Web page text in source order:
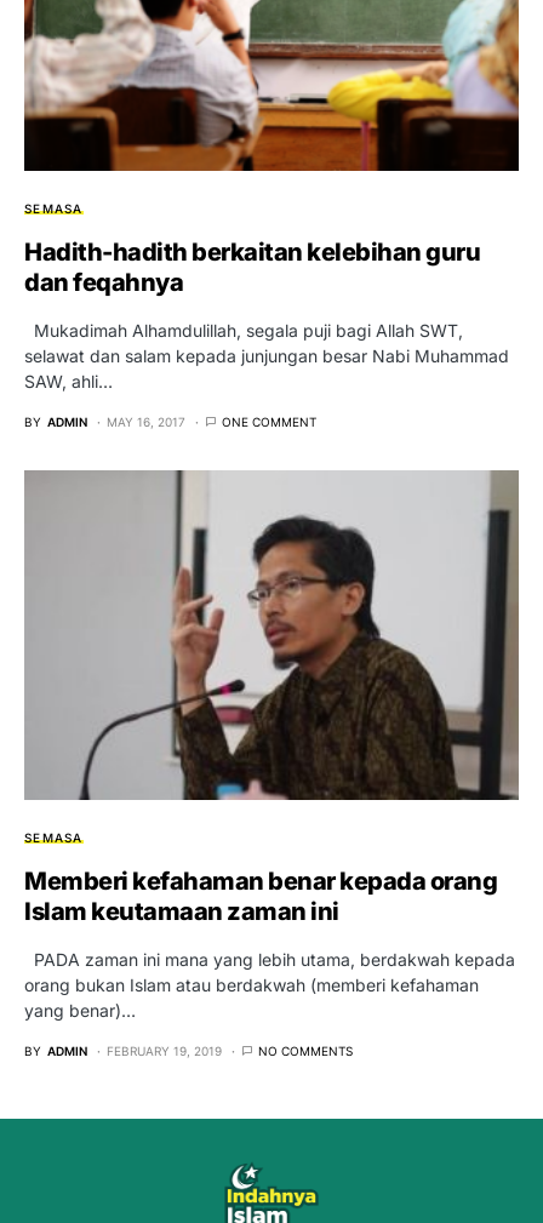
SEMASA
Hadith-hadith berkaitan kelebihan guru
dan feqahnya
Mukadimah Alhamdulillah, segala puji bagi Allah SWT,
selawat dan salam kepada junjungan besar Nabi Muhammad
SAW, ahli…
BY ADMIN MAY 16, 2017 ONE COMMENT
SEMASA
Memberi kefahaman benar kepada orang
Islam keutamaan zaman ini
PADA zaman ini mana yang lebih utama, berdakwah kepada
orang bukan Islam atau berdakwah (memberi kefahaman
yang benar)…
BY ADMIN FEBRUARY 19, 2019 NO COMMENTS